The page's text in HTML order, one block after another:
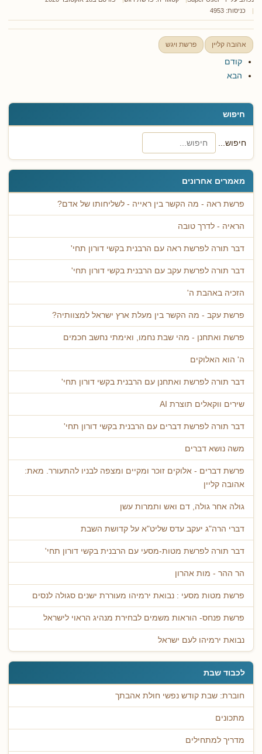
חיפוש
חיפוש...
מאמרים אחרונים
פרשת ראה - מה הקשר בין ראייה - לשליחותו של אדם?
הראיה - לדרך טובה
דבר תורה לפרשת ראה עם הרבנית בקשי דורון תחי'
דבר תורה לפרשת עקב עם הרבנית בקשי דורון תחי'
הזכיה באהבת ה'
פרשת עקב - מה הקשר בין מעלת ארץ ישראל למצוותיה?
פרשת ואתחנן - מהי שבת נחמו, ואימתי נחשב חכמים
ה' הוא האלוקים
דבר תורה לפרשת ואתחנן עם הרבנית בקשי דורון תחי'
שירים ווקאלים תוצרת AI
דבר תורה לפרשת דברים עם הרבנית בקשי דורון תחי'
משה נושא דברים
פרשת דברים - אלוקים זוכר ומקיים ומצפה לבניו להתעורר. מאת:
אהובה קליין
גולה אחר גולה, דם ואש ותמרות עשן
דברי הרה"ג יעקב עדס שליט"א על קדושת השבת
דבר תורה לפרשת מטות-מסעי עם הרבנית בקשי דורון תחי'
הר ההר - מות אהרון
פרשת מטות מסעי : נבואת ירמיהו מעוררת ישנים סגולה לנסים
פרשת פנחס- הוראות משמים לבחירת מנהיג הראוי לישראל
נבואת ירמיהו לעם ישראל
לכבוד שבת
חוברת: שבת קודש נפשי חולת אהבתך
מתכונים
מדריך למתחילים
כניסות: 4953
אהובה קליין פרשת ויגש
קודם
הבא